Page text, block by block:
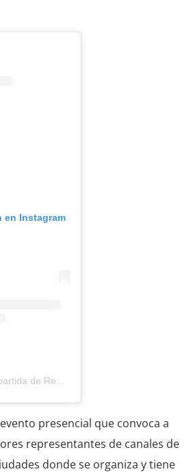
en Instagram
Una publicación compartida de Revista Canal News Ecuador (@canalnews_ec)
presencial que convoca a
representantes de canales de
donde se organiza y tiene